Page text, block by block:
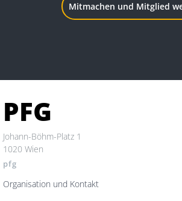
Mitmachen und Mitglied
PFG
Johann-Böhm-Platz 1
1020 Wien
pfg
Organisation und Kontakt